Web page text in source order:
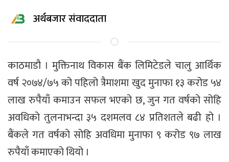
अर्थबजार संवाददाता
काठमाडाै । मुक्तिनाथ विकास बैंक लिमिटेडले चालु आर्थिक
वर्ष २०७४/७५ को पहिलो त्रैमाशमा खुद मुनाफा १३ करोड ५४
लाख रुपैयाँ कमाउन सफल भएको छ, जुन गत वर्षको सोहि
अवधिको तुलनाभन्दा ३५ दशमलव ८४ प्रतिशतले बढी हो ।
बैंकले गत वर्षको सोहि अवधिमा मुनाफा ९ करोड ९७ लाख
रुपैयाँ कमाएको थियो ।